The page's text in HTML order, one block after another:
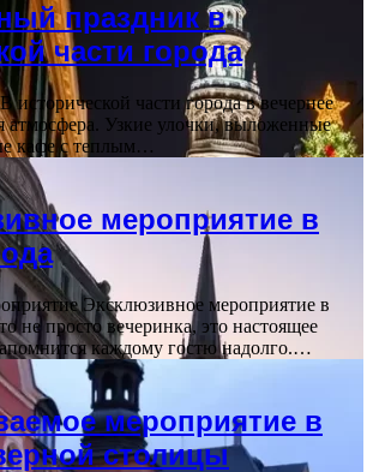
праздник в
части города
части города в вечернее
атмосфера. Узкие улочки, выложенные
кафе с теплым…
мероприятие в
Эксклюзивное мероприятие в
не просто вечеринка, это настоящее
каждому гостю надолго.…
мероприятие в
столицы